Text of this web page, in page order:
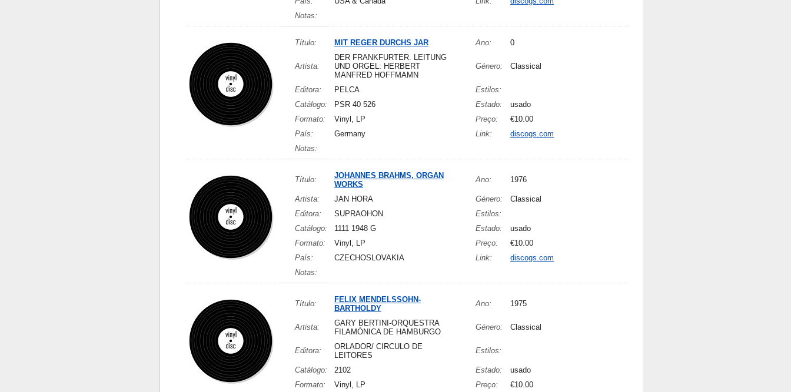
Notas:
Título: MIT REGER DURCHS JAR Ano: 0
Artista:
DER FRANKFURTER. LEITUNG
UND ORGEL: HERBERT
MANFRED HOFFMAMN
Género: Classical
Editora: PELCA
Estilos:
Catálogo:
PSR 40 526 Estado:
usado
Formato:
Vinyl, LP Preço:
€10.00
País:
Germany Link:
discogs.com
Notas:
Título:
JOHANNES BRAHMS, ORGAN
WORKS
Ano: 1976
Artista: JAN HORA Género:
Classical
Editora:
SUPRAOHON
Estilos:
Catálogo:
1111 1948 G Estado:
usado
Formato:
Vinyl, LP Preço:
€10.00
País:
CZECHOSLOVAKIA Link:
discogs.com
Notas:
Título:
FELIX MENDELSSOHN-
BARTHOLDY
Ano: 1975
Artista:
GARY BERTINI-ORQUESTRA
FILAMÓNICA DE HAMBURGO
Género: Classical
Editora:
ORLADOR/ CIRCULO DE
LEITORES
Estilos:
Catálogo: 2102 Estado:
usado
Formato:
Vinyl, LP Preço:
€10.00